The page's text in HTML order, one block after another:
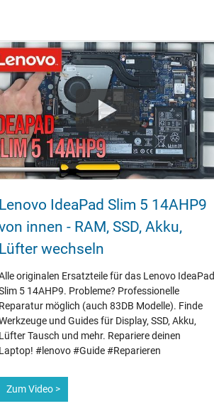
Lenovo IdeaPad Slim 5 14AHP9
innen - RAM‚ SSD‚ Akku‚
Lüfter wechseln
originalen Ersatzteile für das Lenovo IdeaPad
5 14AHP9. Probleme? Professionelle
Reparatur möglich (auch 83DB Modelle). Finde
und Guides für Display‚ SSD‚ Akku‚
Lüfter Tausch und mehr. Repariere deinen
Laptop! #lenovo #Guide #Reparieren
Zum Video >